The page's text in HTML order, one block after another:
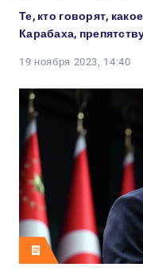
Те, кто говорят,
Карабаха,
19 ноября 2023, 14:40